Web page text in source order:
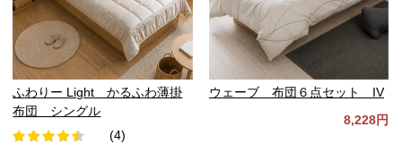
ふわりー Light かるふわ薄掛
布団 シングル
(4)
ウェーブ 布団６点セット IV
8,228円